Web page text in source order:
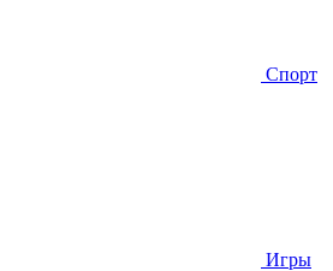
Спорт
Игры